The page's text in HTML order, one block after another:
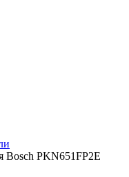
Bosch PKN651FP2E